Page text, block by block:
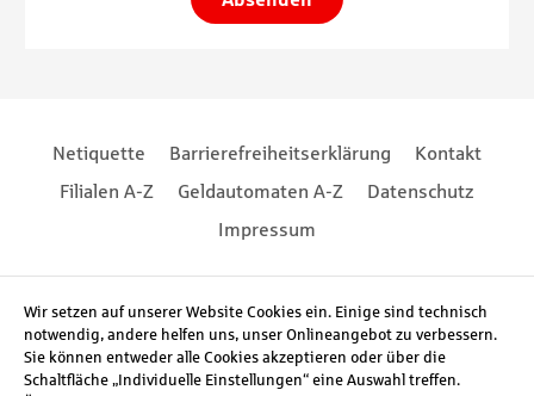
Footernavigation
Netiquette Barrierefreiheitserklärung
Kontakt
Filialen A-Z
Geldautomaten A-Z
Datenschutz
Impressum
Social Media
Wir setzen auf unserer Website Cookies ein. Einige sind technisch
notwendig, andere helfen uns, unser Onlineangebot zu verbessern.
Sie können entweder alle Cookies akzeptieren oder über die
Schaltfläche „Individuelle Einstellungen“ eine Auswahl treffen.